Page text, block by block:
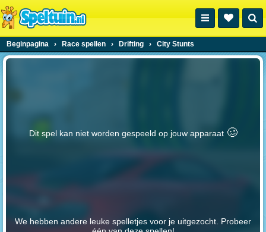
Beginpagina › Race spellen › Drifting › City Stunts
Dit spel kan niet worden gespeeld op jouw apparaat 🥴️
We hebben andere leuke spelletjes voor je uitgezocht. Probeer